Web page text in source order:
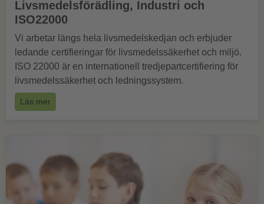
Livsmedelsförädling, Industri och
ISO22000
Vi arbetar längs hela livsmedelskedjan och erbjuder
ledande certifieringar för livsmedelssäkerhet och miljö.
ISO 22000 är en internationell tredjepartcertifiering för
livsmedelssäkerhet och ledningssystem.
Läs mer